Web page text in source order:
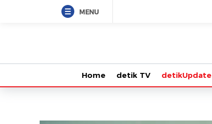
MENU
Home detik TV detikUpdate